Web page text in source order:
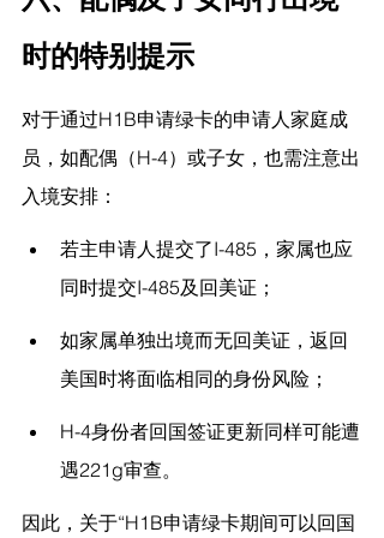
时的特别提示
对于通过H1B申请绿卡的申请人家庭成
员，如配偶（H-4）或子女，也需注意出
入境安排：
若主申请人提交了I-485，家属也应
同时提交I-485及回美证；
如家属单独出境而无回美证，返回
美国时将面临相同的身份风险；
H-4身份者回国签证更新同样可能遭
遇221g审查。
因此，关于“H1B申请绿卡期间可以回国